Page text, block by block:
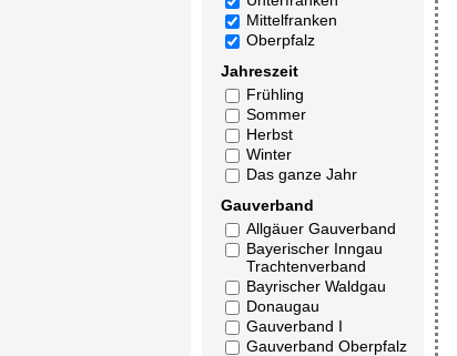
Mittelfranken
Oberpfalz
Jahreszeit
Frühling
Sommer
Herbst
Winter
Das ganze Jahr
Gauverband
Allgäuer Gauverband
Bayerischer Inngau
Trachtenverband
Bayrischer Waldgau
Donaugau
Gauverband I
Gauverband Oberpfalz